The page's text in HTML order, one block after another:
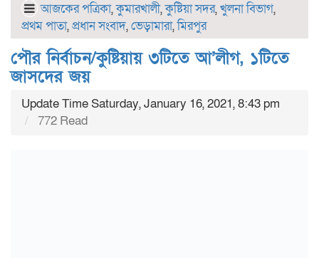
আজকের পত্রিকা,কুমারখালী,কুষ্টিয়া সদর,খুলনা বিভাগ,
প্রথম পাতা,প্রধান সংবাদ,ভেড়ামারা,মিরপুর
পৌর নির্বাচন/কুষ্টিয়ায় ৩টিতে আ’লীগ, ১টিতে
জাসদের জয়
Update Time Saturday, January 16, 2021, 8:43 pm
772 Read